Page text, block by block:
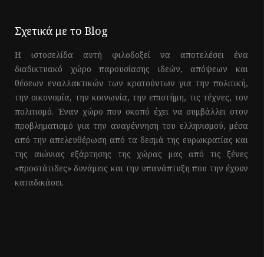
Σχετικά με το Blog
Η ιστοσελίδα αυτή φιλοδοξεί να αποτελέσει ένα
διαδικτυακό χώρο παρουσίασης ιδεών, απόψεων και
θέσεων εναλλακτικών των κρατούντων για την πολιτική,
την οικονομία, την κοινωνία, την επιστήμη, τις τέχνες, τον
πολιτισμό. Έναν χώρο που σκοπό έχει να συμβάλλει στον
προβληματισμό για την αναγέννηση του ελληνισμού, μέσα
από την απελευθέρωση από τα δεσμά της ευρωκρατίας και
της αιώνιας εξάρτησης της χώρας μας από τις ξένες
«προστάτιδες» δυνάμεις και την υπανάπτυξη που την έχουν
καταδικάσει.